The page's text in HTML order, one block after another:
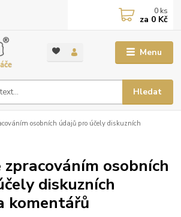
Menu
Hledat
0 ks
za 0 Kč
osobních údajů pro účely diskuzních
zpracováním osobních
diskuzních
komentářů